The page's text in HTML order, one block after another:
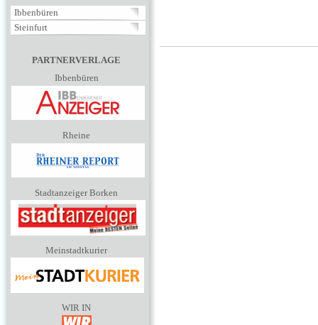
Ibbenbüren
Steinfurt
PARTNERVERLAGE
Ibbenbüren
Rheine
Stadtanzeiger Borken
Meinstadtkurier
WIR IN